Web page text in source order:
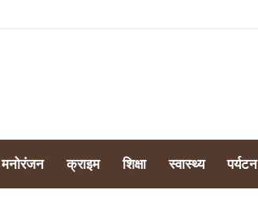
व्यापार मंडल ने दी आंदोलन की चेतावनी
मनोरंजन क्राइम शिक्षा स्वास्थ्य पर्यटन